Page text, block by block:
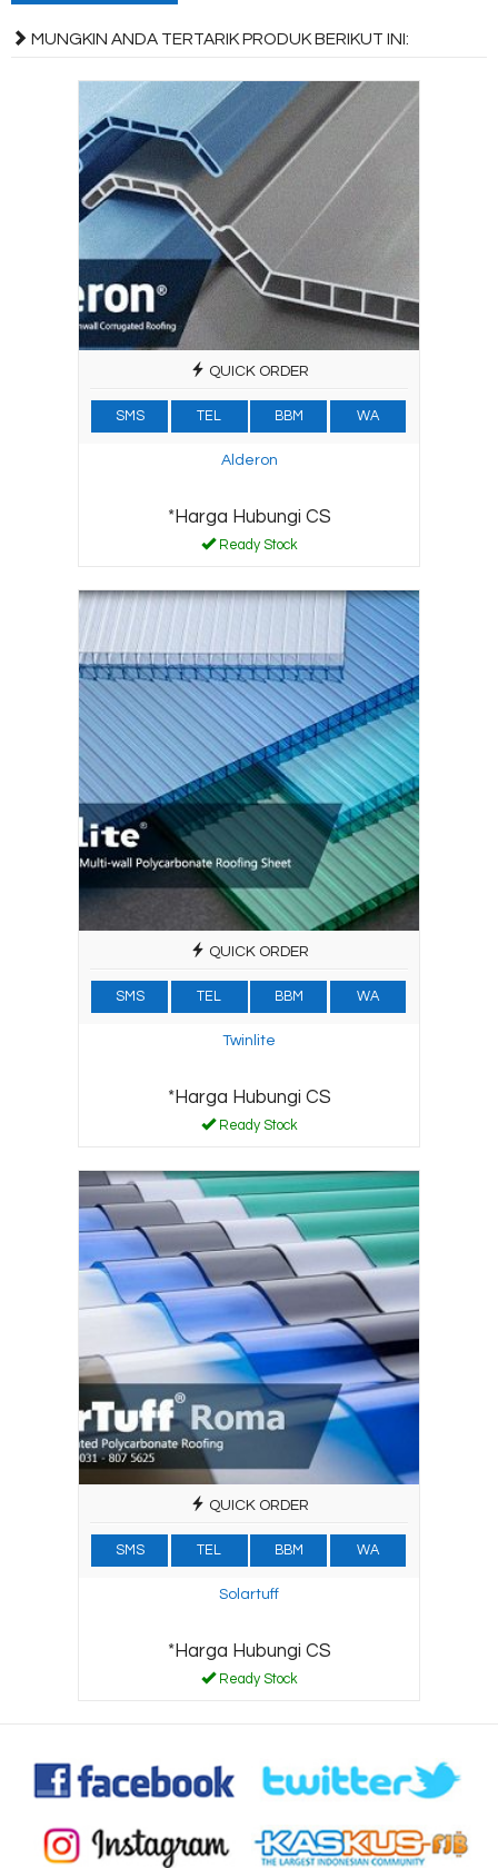
MUNGKIN ANDA TERTARIK PRODUK BERIKUT INI:
QUICK ORDER
SMS TEL BBM WA
Alderon
*Harga Hubungi CS
Ready Stock
QUICK ORDER
SMS TEL BBM WA
Twinlite
*Harga Hubungi CS
Ready Stock
QUICK ORDER
SMS TEL BBM WA
Solartuff
*Harga Hubungi CS
Ready Stock